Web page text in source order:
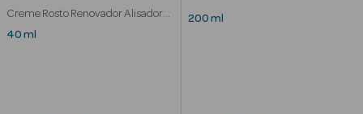
Séruns Faciais
Creme Rosto Renovador Alisador
Pele Oleosa
40 ml
200 ml